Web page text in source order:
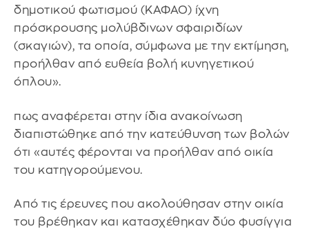
δημοτικού φωτισμού (ΚΑΦΑΟ) ίχνη
πρόσκρουσης μολύβδινων σφαιριδίων
(σκαγιών), τα οποία, σύμφωνα με την εκτίμηση,
προήλθαν από ευθεία βολή κυνηγετικού
όπλου».
πως αναφέρεται στην ίδια ανακοίνωση
διαπιστώθηκε από την κατεύθυνση των βολών
ότι «αυτές φέρονται να προήλθαν από οικία
του κατηγορούμενου.
Από τις έρευνες που ακολούθησαν στην οικία
του βρέθηκαν και κατασχέθηκαν δύο φυσίγγια